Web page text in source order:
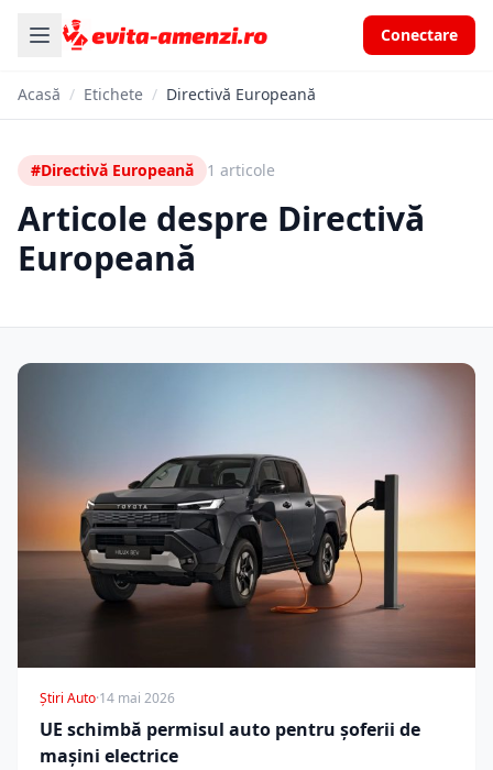
Conectare
Acasă / Etichete / Directivă Europeană
#Directivă Europeană 1 articole
Articole despre Directivă
Europeană
Știri Auto·14 mai 2026
UE schimbă permisul auto pentru șoferii de
mașini electrice